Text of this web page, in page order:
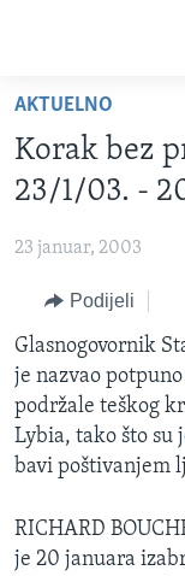
glavni
sadržaj
Pređi
na
glavnu
navigaciju
pretragu
TV PROGRAM
VIDEO
VIJESTI
SJEDINJENE
BOSNA I
NAUKA I
SPECIJALNI
KORUPCIJA
SLOBODA MEDIJA
ŽENSKA STRANA
IZBJEGLIČKA
MAGAZIN
AKTUELNO
Korak bez
23/1/03. -
23 januar, 2003
Podijeli
Glasnogovornik
je nazvao
podržale teškog
Lybia, tako što su
bavi poštivanjem
RICHARD
je 20 januara